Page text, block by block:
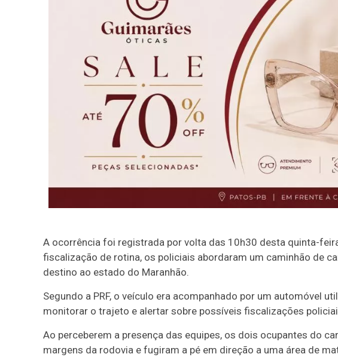
A ocorrência foi registrada por volta das 10h30 desta quinta-
fiscalização de rotina, os policiais abordaram um caminhão de
destino ao estado do Maranhão.
Segundo a PRF, o veículo era acompanhado por um automóvel
monitorar o trajeto e alertar sobre possíveis fiscalizações
Ao perceberem a presença das equipes, os dois ocupantes do
margens da rodovia e fugiram a pé em direção a uma área de